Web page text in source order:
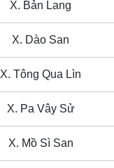
X. Bản Lang
X. Dào San
X. Tông Qua Lìn
X. Pa Vây Sử
X. Mồ Sì San